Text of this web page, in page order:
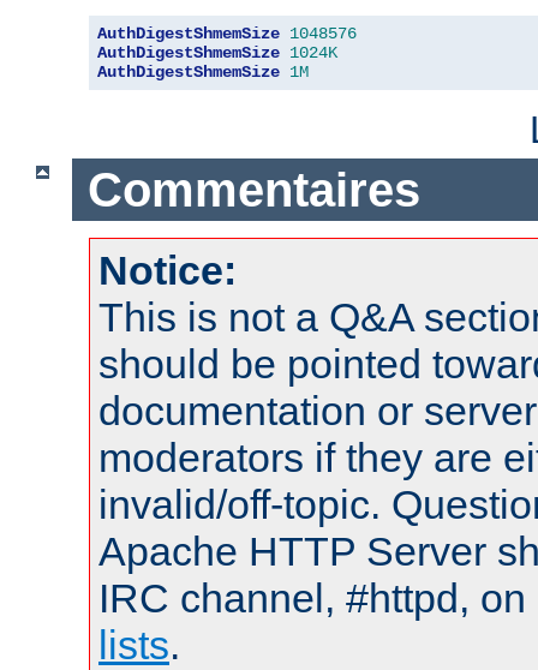
AuthDigestShmemSize 1048576
AuthDigestShmemSize 1024K
AuthDigestShmemSize 1M
Commentaires
Notice:
This is not a Q&A
should be pointed
documentation or
moderators if they are
invalid/off-topic.
Apache HTTP Server
IRC channel, #httpd,
lists.